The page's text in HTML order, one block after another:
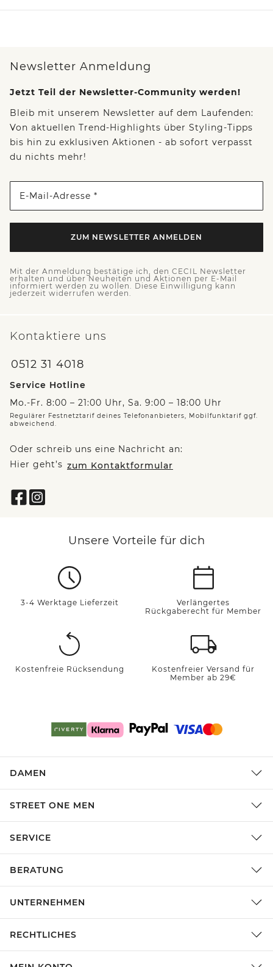
Newsletter Anmeldung
Jetzt Teil der Newsletter-Community werden!
Bleib mit unserem Newsletter auf dem Laufenden:
Von aktuellen Trend-Highlights über Styling-Tipps
bis hin zu exklusiven Aktionen - ab sofort verpasst
du nichts mehr!
E-Mail-Adresse *
ZUM NEWSLETTER ANMELDEN
Mit der Anmeldung bestätige ich, den CECIL Newsletter
erhalten und über Neuheiten und Aktionen per E-Mail
informiert werden zu wollen. Diese Einwilligung kann
jederzeit widerrufen werden.
Kontaktiere uns
0512 31 4018
Service Hotline
Mo.-Fr. 8:00 – 21:00 Uhr, Sa. 9:00 – 18:00 Uhr
Regulärer Festnetztarif deines Telefonanbieters, Mobilfunktarif ggf.
abweichend.
Oder schreib uns eine Nachricht an:
Hier geht’s zum Kontaktformular
Unsere Vorteile für dich
3-4 Werktage Lieferzeit
Verlängertes
Rückgaberecht für Member
Kostenfreie Rücksendung
Kostenfreier Versand für
Member ab 29€
DAMEN
STREET ONE MEN
SERVICE
BERATUNG
UNTERNEHMEN
RECHTLICHES